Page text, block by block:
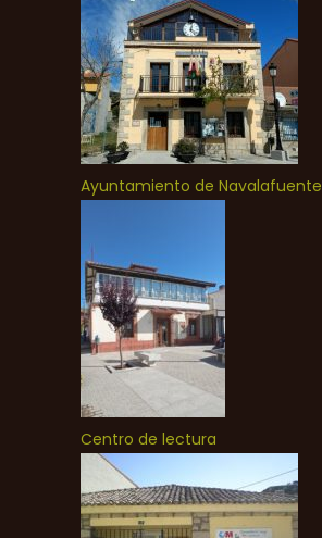
Ayuntamiento de Navalafuente
Centro de lectura